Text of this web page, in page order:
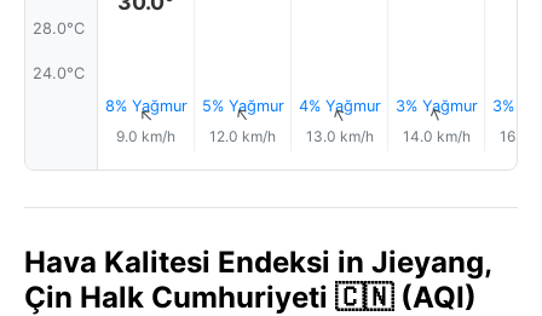
28.0°C
24.0°C
8% Yağmur
↑
9.0 km/h
5% Yağmur
↑
12.0 km/h
4% Yağmur
↑
13.0 km/h
3% Yağmur
↑
14.0 km/h
3%
16.0
Hava Kalitesi Endeksi in Jieyang,
Çin Halk Cumhuriyeti 🇨🇳 (AQI)